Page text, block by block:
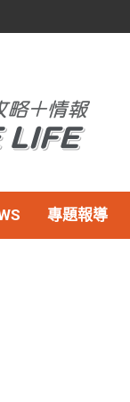
專題報導